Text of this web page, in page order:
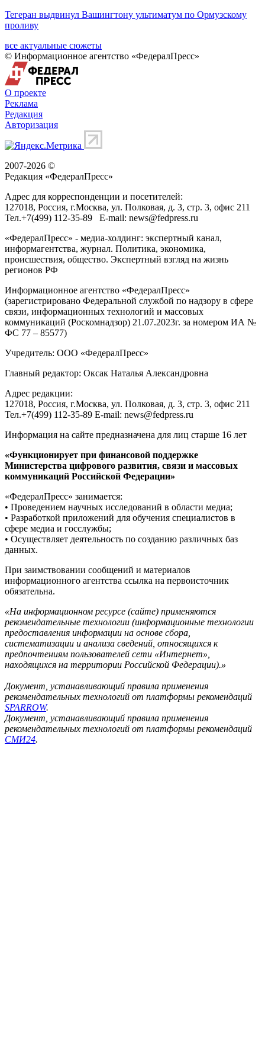
Тегеран выдвинул Вашингтону ультиматум по Ормузскому
проливу
все актуальные сюжеты
© Информационное агентство «ФедералПресс»
О проекте
Реклама
Редакция
Авторизация
2007-2026 ©
Редакция «ФедералПресс»
Адрес для корреспонденции и посетителей:
127018, Россия, г.Москва, ул. Полковая, д. 3, стр. 3, офис 211
Тел.+7(499) 112-35-89 E-mail: news@fedpress.ru
«ФедералПресс» - медиа-холдинг: экспертный канал,
информагентства, журнал. Политика, экономика,
происшествия, общество. Экспертный взгляд на жизнь
регионов РФ
Информационное агентство «ФедералПресс»
(зарегистрировано Федеральной службой по надзору в сфере
связи, информационных технологий и массовых
коммуникаций (Роскомнадзор) 21.07.2023г. за номером ИА №
ФС 77 – 85577)
Учредитель: ООО «ФедералПресс»
Главный редактор: Оксак Наталья Александровна
Адрес редакции:
127018, Россия, г.Москва, ул. Полковая, д. 3, стр. 3, офис 211
Тел.+7(499) 112-35-89 E-mail: news@fedpress.ru
Информация на сайте предназначена для лиц старше 16 лет
«Функционирует при финансовой поддержке
Министерства цифрового развития, связи и массовых
коммуникаций Российской Федерации»
«ФедералПресс» занимается:
• Проведением научных исследований в области медиа;
• Разработкой приложений для обучения специалистов в
сфере медиа и госслужбы;
• Осуществляет деятельность по созданию различных баз
данных.
При заимствовании сообщений и материалов
информационного агентства ссылка на первоисточник
обязательна.
«На информационном ресурсе (сайте) применяются
рекомендательные технологии (информационные технологии
предоставления информации на основе сбора,
систематизации и анализа сведений, относящихся к
предпочтениям пользователей сети «Интернет»,
находящихся на территории Российской Федерации).»
Документ, устанавливающий правила применения
рекомендательных технологий от платформы рекомендаций
SPARROW.
Документ, устанавливающий правила применения
рекомендательных технологий от платформы рекомендаций
СМИ24.